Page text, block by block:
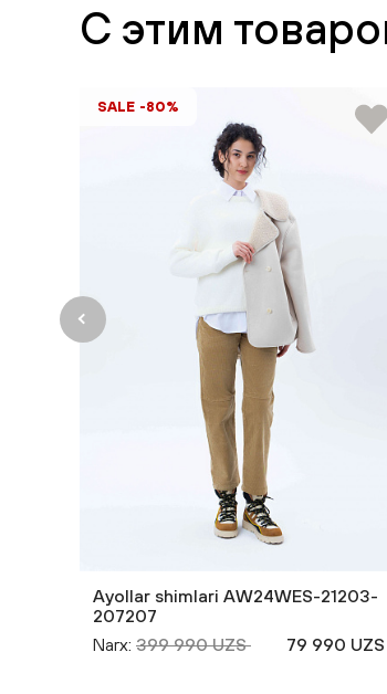
С этим
SALE -80%
Ayollar shimlari AW24WES-21203-
207207
Narx: 399 990 UZS 79 990 UZS